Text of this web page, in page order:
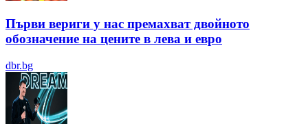
Първи вериги у нас премахват двойното
обозначение на цените в лева и евро
dbr.bg